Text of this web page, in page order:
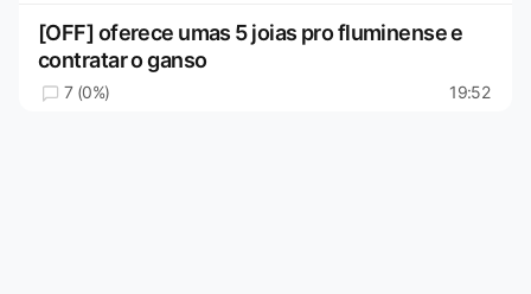
[OFF] oferece umas 5 joias pro fluminense e
contratar o ganso
7 (0%) 19:52